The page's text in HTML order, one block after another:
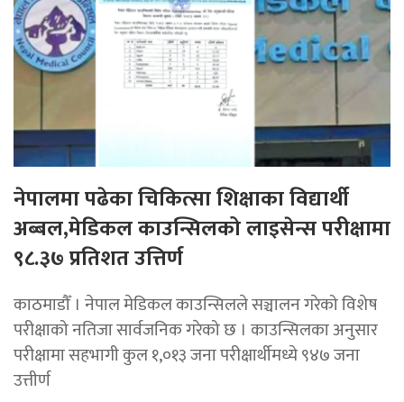
नेपालमा पढेका चिकित्सा शिक्षाका विद्यार्थी
अब्बल,मेडिकल काउन्सिलको लाइसेन्स परीक्षामा
९८.३७ प्रतिशत उत्तिर्ण
काठमाडौँ । नेपाल मेडिकल काउन्सिलले सञ्चालन गरेको विशेष
परीक्षाको नतिजा सार्वजनिक गरेको छ । काउन्सिलका अनुसार
परीक्षामा सहभागी कुल १,०१३ जना परीक्षार्थीमध्ये ९४७ जना
उत्तीर्ण